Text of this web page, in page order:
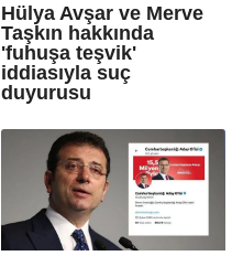
Hülya Avşar ve Merve
Taşkın hakkında
'fuhuşa teşvik'
iddiasıyla suç
duyurusu